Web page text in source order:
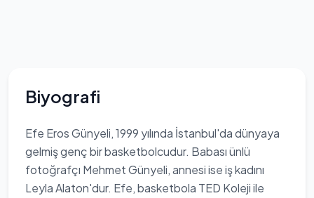
Biyografi
Efe Eros Günyeli, 1999 yılında İstanbul'da dünyaya
gelmiş genç bir basketbolcudur. Babası ünlü
fotoğrafçı Mehmet Günyeli, annesi ise iş kadını
Leyla Alaton'dur. Efe, basketbola TED Koleji ile